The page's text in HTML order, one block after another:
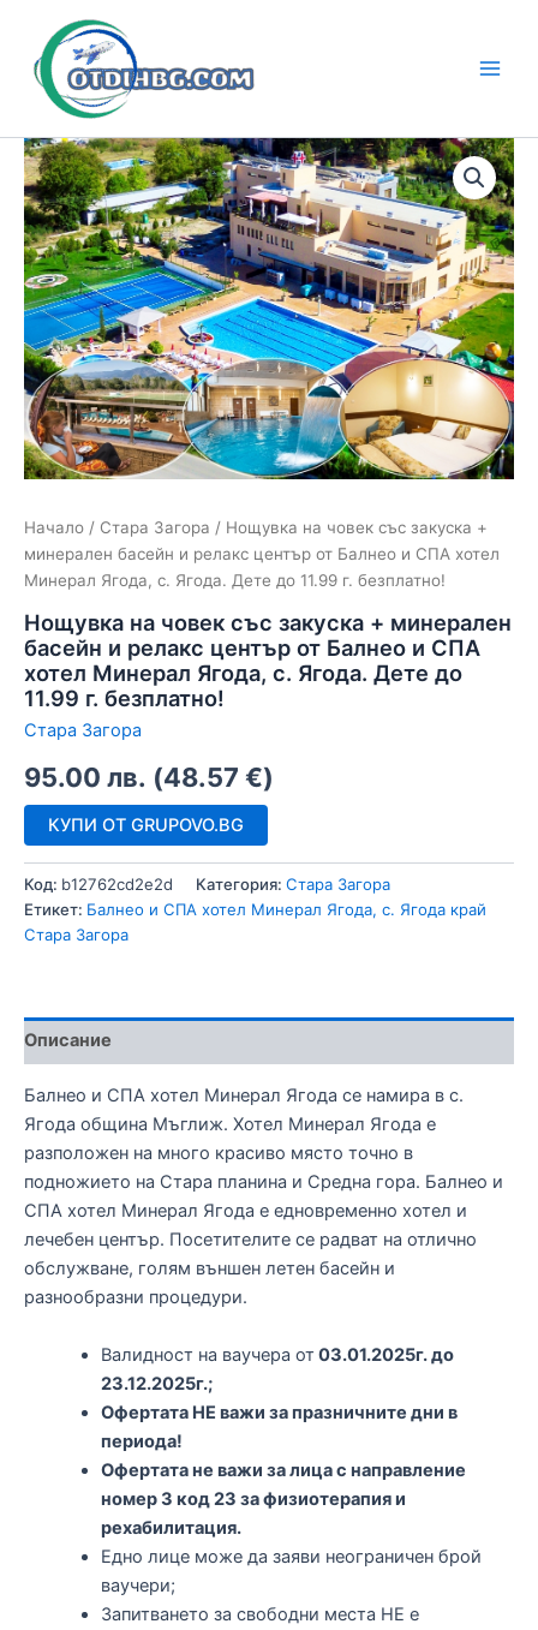
content
Начало / Стара Загора / Нощувка на човек със закуска +
минерален басейн и релакс център от Балнео и СПА хотел
Минерал Ягода, с. Ягода. Дете до 11.99 г. безплатно!
Нощувка на човек със закуска + минерален
басейн и релакс център от Балнео и СПА
хотел Минерал Ягода, с. Ягода. Дете до
11.99 г. безплатно!
Стара Загора
95.00 лв. (48.57 €)
КУПИ ОТ GRUPOVO.BG
Код: b12762cd2e2d Категория: Стара Загора
Етикет: Балнео и СПА хотел Минерал Ягода, с. Ягода край
Стара Загора
Описание
Балнео и СПА хотел Минерал Ягода се намира в с.
Ягода община Мъглиж. Хотел Минерал Ягода е
разположен на много красиво място точно в
подножието на Стара планина и Средна гора. Балнео и
СПА хотел Минерал Ягода е едновременно хотел и
лечебен център. Посетителите се радват на отлично
обслужване, голям външен летен басейн и
разнообразни процедури.
Валидност на ваучера от 03.01.2025г. до
23.12.2025г.;
Офертата НЕ важи за празничните дни в
периода!
Офертата не важи за лица с направление
номер 3 код 23 за физиотерапия и
рехабилитация.
Едно лице може да заяви неограничен брой
ваучери;
Запитването за свободни места НЕ е